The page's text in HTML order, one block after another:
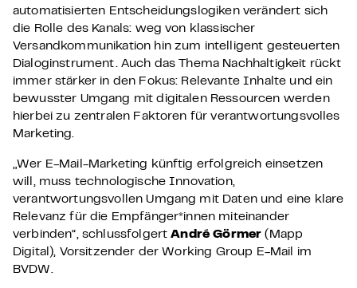
automatisierten Entscheidungslogiken verändert sich
die Rolle des Kanals: weg von klassischer
Versandkommunikation hin zum intelligent gesteuerten
Dialoginstrument. Auch das Thema Nachhaltigkeit rückt
immer stärker in den Fokus: Relevante Inhalte und ein
bewusster Umgang mit digitalen Ressourcen werden
hierbei zu zentralen Faktoren für verantwortungsvolles
Marketing.
„Wer E-Mail-Marketing künftig erfolgreich einsetzen
will, muss technologische Innovation,
verantwortungsvollen Umgang mit Daten und eine klare
Relevanz für die Empfänger*innen miteinander
verbinden“, schlussfolgertAndré Görmer (Mapp
Digital), Vorsitzender der Working Group E-Mail im
BVDW.